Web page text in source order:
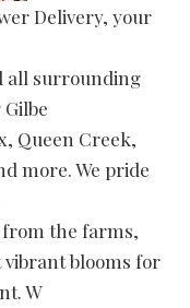
Delivery, your
all surrounding
Queen Creek,
more. We pride
the farms,
blooms for
W